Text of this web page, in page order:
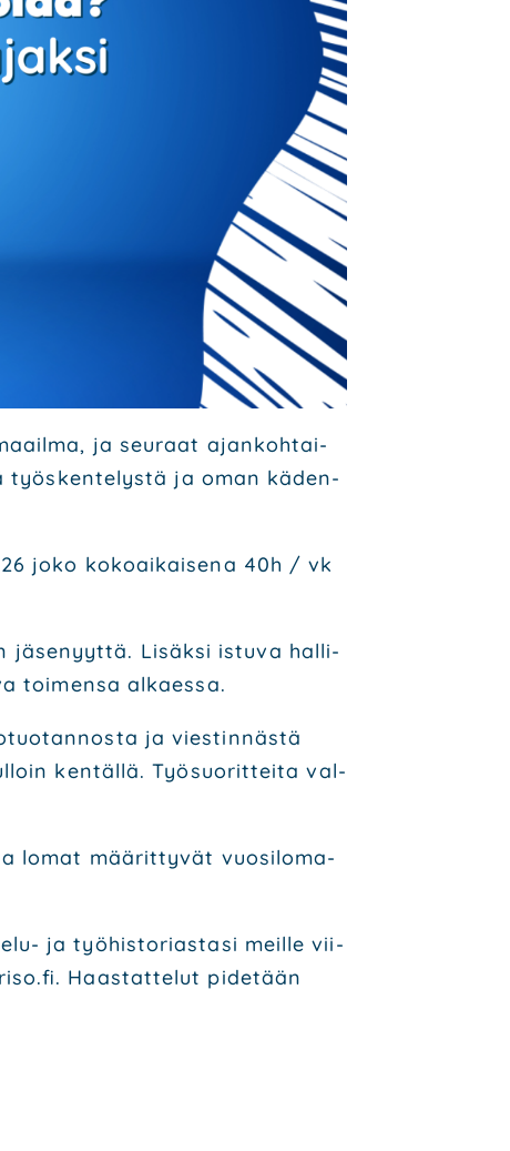
ja seu­raat ajan­koh­tai­
työs­ken­te­lys­tä ja oman käden­
joko kokoai­kai­se­na 40h / vk
jäse­nyyt­tä. Lisäk­si istu­va hal­li­
toi­men­sa alkaes­sa.
ja vies­tin­näs­tä
ken­täl­lä. Työ­suo­rit­tei­ta val­
lomat mää­rit­ty­vät vuo­si­lo­ma­
ja työ­his­to­rias­ta­si meil­le vii­
Haas­tat­te­lut pide­tään